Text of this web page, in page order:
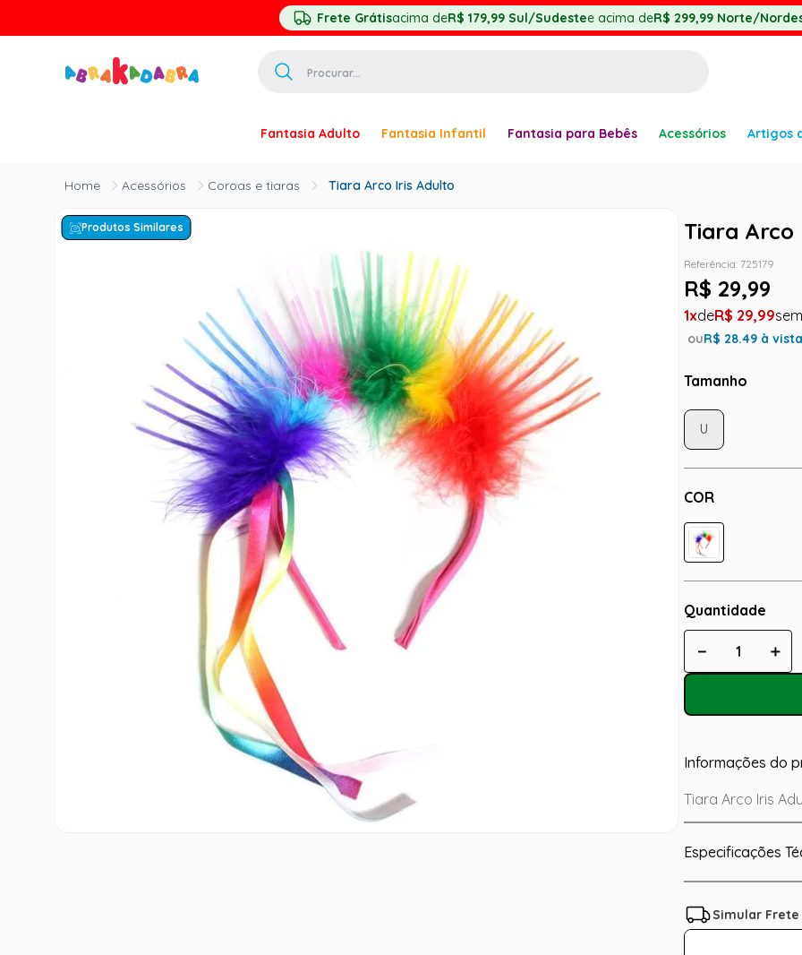
Frete Grátisacima deR$ 179,99 Sul/Sudestee acima deR$ 299,99 Norte/
Fantasia Adulto Fantasia Infantil Fantasia para Bebês Acessórios Artigos
Acessórios Coroas e tiaras Tiara Arco Iris Adulto
Produtos Similares Tiara
Referência: 725179
R$ 29,99
1 R$ 29,99
ouR$ 28.49 à
Tamanho
COR
U
Quantidade
＋
－
Informações do
Tiara Arco Iris
Especificações
º
princesa
mascara
6
paquita
7º
harry potter
8º
kpop
9º
branca neve
10º toy story